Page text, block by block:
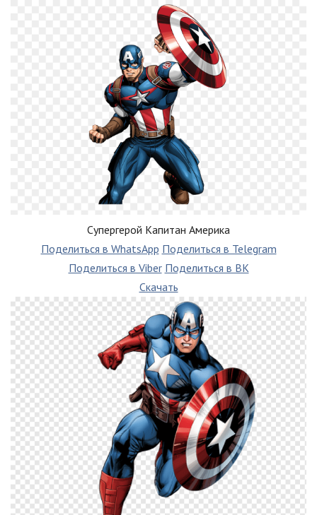
Супергерой Капитан Америка
Поделиться в WhatsApp Поделиться в Telegram
Поделиться в Viber Поделиться в ВК
Скачать